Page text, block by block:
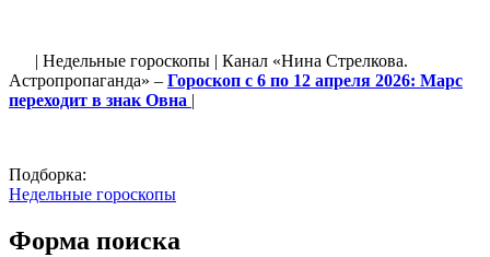
| Недельные гороскопы | Канал «Нина Стрелкова.
Астропропаганда» – Гороскоп с 6 по 12 апреля 2026: Марс
переходит в знак Овна |
Подборка:
Недельные гороскопы
Форма поиска